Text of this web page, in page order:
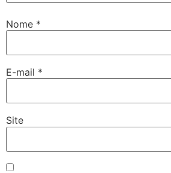
Nome *
E-mail *
Site